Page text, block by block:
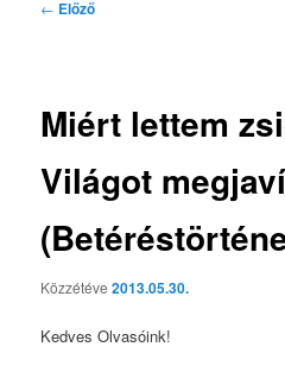
Bejegyzés
← Előző
Miért lettem
Világot
Közzétéve2013.05.30.
Kedves Olvasóink!